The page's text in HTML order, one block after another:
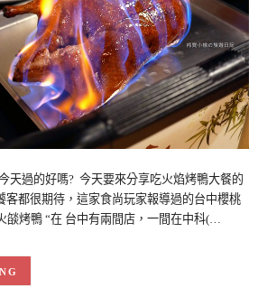
天過的好嗎? 今天要來分享吃火焰烤鴨大餐的
都很期待，這家食尚玩家報導過的台中櫻桃
燄烤鴨 “在 台中有兩間店，一間在中科(…